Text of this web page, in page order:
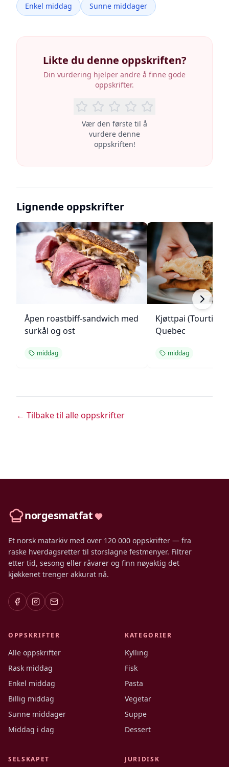
Enkel middag
Sunne middager
Likte du denne oppskriften?
Din vurdering hjelper andre å finne gode
oppskrifter.
Vær den første til å
vurdere denne
oppskriften!
Lignende oppskrifter
Åpen roastbiff-sandwich med
surkål og ost
middag
Kjøttpai
Quebec
middag
← Tilbake til alle oppskrifter
norgesmatfat
Et norsk matarkiv med over 120 000 oppskrifter — fra
raske hverdagsretter til storslagne festmenyer. Filtrer
etter tid, sesong eller råvarer og finn nøyaktig det
kjøkkenet trenger akkurat nå.
OPPSKRIFTER
Alle oppskrifter
Rask middag
Enkel middag
Billig middag
Sunne middager
Middag i dag
KATEGORIER
Kylling
Fisk
Pasta
Vegetar
Suppe
Dessert
SELSKAPET JURIDISK